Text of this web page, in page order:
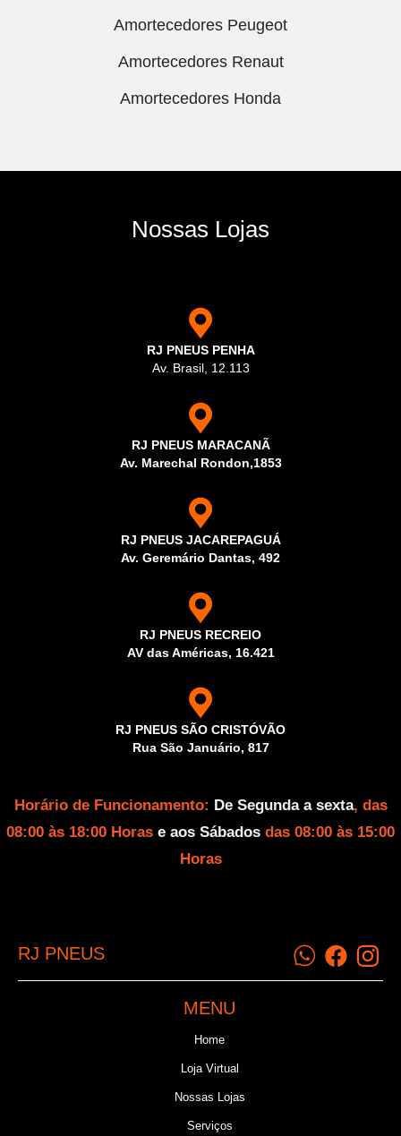
Amortecedores Peugeot
Amortecedores Renaut
Amortecedores Honda
Nossas Lojas
RJ PNEUS PENHA
Av. Brasil, 12.113
RJ PNEUS MARACANÃ
Av. Marechal Rondon,1853
RJ PNEUS JACAREPAGUÁ
Av. Geremário Dantas, 492
RJ PNEUS RECREIO
AV das Américas, 16.421
RJ PNEUS SÃO CRISTÓVÃO
Rua São Januário, 817
Horário de Funcionamento: De Segunda a sexta, das
08:00 às 18:00 Horas e aos Sábados das 08:00 às 15:00
Horas
RJ PNEUS
MENU
Home
Loja Virtual
Nossas Lojas
Serviços